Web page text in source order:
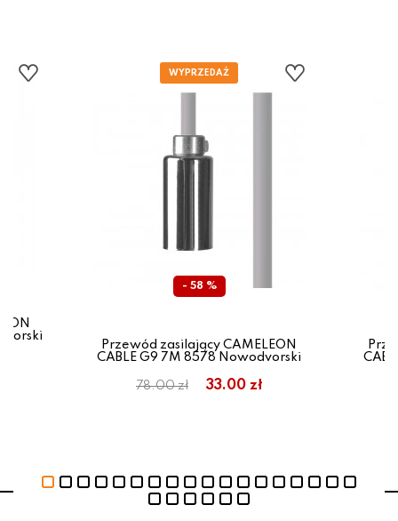
- 58 %
Przewód zasilający CAMELEON
CABLE G9 7M 8578 Nowodvorski
78.00 zł 33.00 zł